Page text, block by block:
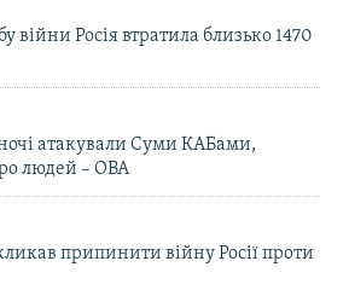
війни Росія втратила близько 1470
атакували Суми КАБами,
людей – ОВА
припинити війну Росії проти